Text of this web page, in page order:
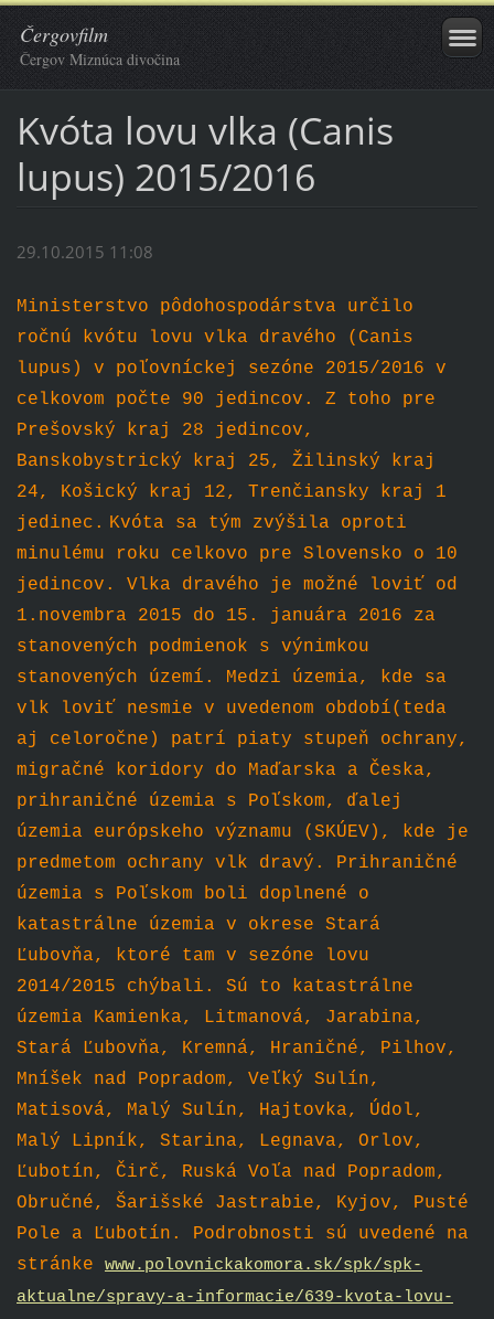
Čergovfilm
Čergov Miznúca divočina
Kvóta lovu vlka (Canis
lupus) 2015/2016
29.10.2015 11:08
Ministerstvo pôdohospodárstva určilo
ročnú kvótu lovu vlka dravého (Canis
lupus) v poľovníckej sezóne 2015/2016 v
celkovom počte 90 jedincov. Z toho pre
Prešovský kraj 28 jedincov,
Banskobystrický kraj 25, Žilinský kraj
24, Košický kraj 12, Trenčiansky kraj 1
jedinec. Kvóta sa tým zvýšila oproti
minulému roku celkovo pre Slovensko o 10
jedincov. Vlka dravého je možné loviť od
1.novembra 2015 do 15. januára 2016 za
stanovených podmienok s výnimkou
stanovených území. Medzi územia, kde sa
vlk loviť nesmie v uvedenom období(teda
aj celoročne) patrí piaty stupeň ochrany,
migračné koridory do Maďarska a Česka,
prihraničné územia s Poľskom, ďalej
územia európskeho významu (SKÚEV), kde je
predmetom ochrany vlk dravý. Prihraničné
územia s Poľskom boli doplnené o
katastrálne územia v okrese Stará
Ľubovňa, ktoré tam v sezóne lovu
2014/2015 chýbali. Sú to katastrálne
územia Kamienka, Litmanová, Jarabina,
Stará Ľubovňa, Kremná, Hraničné, Pilhov,
Mníšek nad Popradom, Veľký Sulín,
Matisová, Malý Sulín, Hajtovka, Údol,
Malý Lipník, Starina, Legnava, Orlov,
Ľubotín, Čirč, Ruská Voľa nad Popradom,
Obručné, Šarišské Jastrabie, Kyjov, Pusté
Pole a Ľubotín. Podrobnosti sú uvedené na
stránke www.polovnickakomora.sk/spk/spk-
aktualne/spravy-a-informacie/639-kvota-lovu-